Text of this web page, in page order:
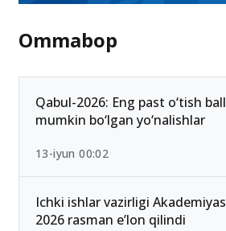
Ommabop
Qabul-2026: Eng past o‘tish
mumkin bo‘lgan yo‘nalishlar
13-iyun 00:02